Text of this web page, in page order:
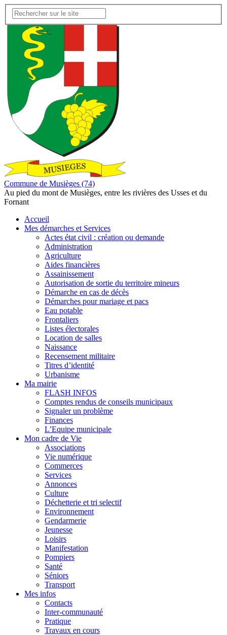
Commune de Musièges (74)
Au pied du mont de Musièges, entre les rivières des Usses et du
Fornant
Accueil
Mes démarches et Services
Actes état civil : création ou demande
Administration
Agriculture
Aides financières
Assainissement
Autorisation de sortie du territoire mineurs
Démarche en cas de décès
Démarches pour mariage et pacs
Eau potable
Frontaliers
Listes électorales
Location de salles
Naissance
Recensement militaire
Titres d’identité
Urbanisme
Ma mairie
FLASH INFOS
Comptes rendus de conseils municipaux
Signaler un problème
Finances
L’Equipe municipale
Mon cadre de Vie
Associations
Vie numérique
Commerces
Services
Annonces
Culture
Déchetterie et tri selectif
Environnement
Gendarmerie
Jeunesse
Loisirs
Manifestation
Pompiers
Santé
Séniors
Transport
Mes infos
Contacts
Inter-communauté
Pratique
Travaux en cours